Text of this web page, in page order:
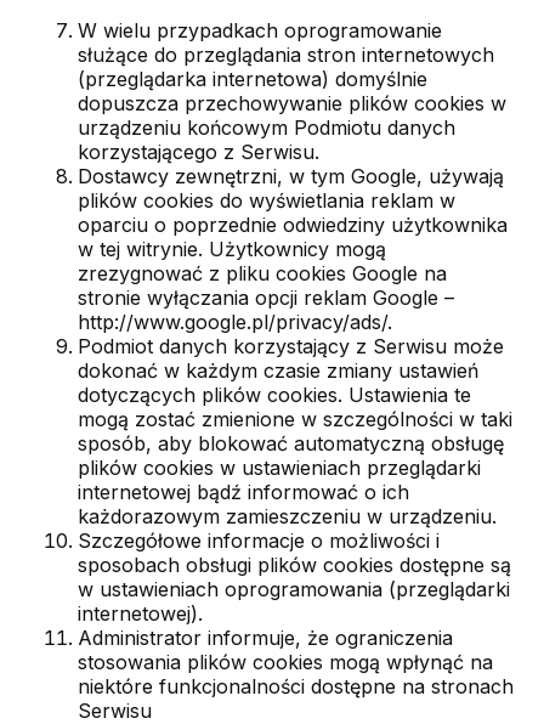
W wielu przypadkach oprogramowanie
służące do przeglądania stron internetowych
(przeglądarka internetowa) domyślnie
dopuszcza przechowywanie plików cookies w
urządzeniu końcowym Podmiotu danych
korzystającego z Serwisu.
Dostawcy zewnętrzni, w tym Google, używają
plików cookies do wyświetlania reklam w
oparciu o poprzednie odwiedziny użytkownika
w tej witrynie. Użytkownicy mogą
zrezygnować z pliku cookies Google na
stronie wyłączania opcji reklam Google –
http://www.google.pl/privacy/ads/.
Podmiot danych korzystający z Serwisu może
dokonać w każdym czasie zmiany ustawień
dotyczących plików cookies. Ustawienia te
mogą zostać zmienione w szczególności w taki
sposób, aby blokować automatyczną obsługę
plików cookies w ustawieniach przeglądarki
internetowej bądź informować o ich
każdorazowym zamieszczeniu w urządzeniu.
Szczegółowe informacje o możliwości i
sposobach obsługi plików cookies dostępne są
w ustawieniach oprogramowania (przeglądarki
internetowej).
Administrator informuje, że ograniczenia
stosowania plików cookies mogą wpłynąć na
niektóre funkcjonalności dostępne na stronach
Serwisu